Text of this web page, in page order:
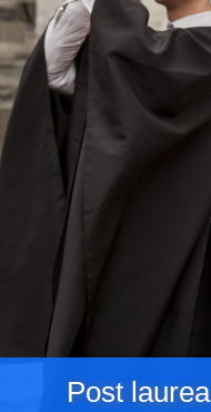
Post laurea